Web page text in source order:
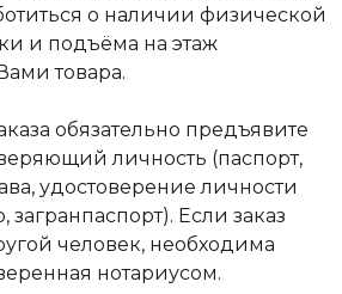
о наличии физической
и подъёма на этаж
товара.
обязательно предъявите
личность (паспорт,
удостоверение личности
Если заказ
человек, необходима
нотариусом.